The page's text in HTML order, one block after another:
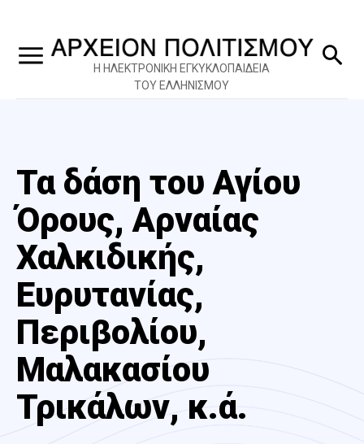
Η ΗΛΕΚΤΡΟΝΙΚΗ ΕΓΚΥΚΛΟΠΑΙΔΕΙΑ
ΤΟΥ ΕΛΛΗΝΙΣΜΟΥ
Τα δάση του Αγίου
Όρους, Αρναίας
Χαλκιδικής,
Ευρυτανίας,
Περιβολίου,
Μαλακασίου
Τρικάλων, κ.ά.